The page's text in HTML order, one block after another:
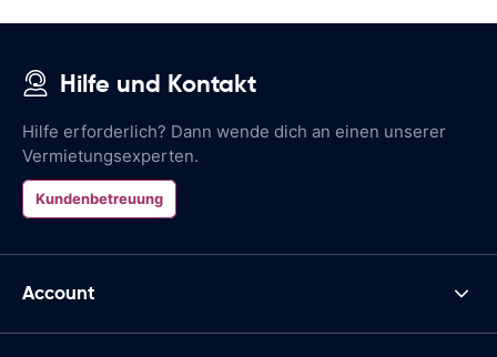
Hilfe und Kontakt
Hilfe erforderlich? Dann wende dich an einen unserer
Vermietungsexperten.
Kundenbetreuung
Account